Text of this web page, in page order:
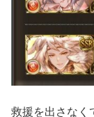
救援を出さなく